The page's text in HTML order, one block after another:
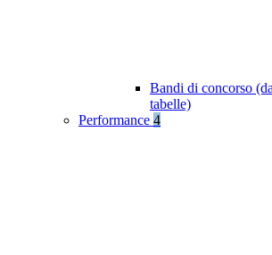
Bandi di concorso
tabelle)
Performance 4